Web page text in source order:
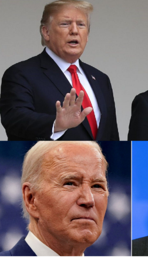
دولية أخرى رحلاتها من وإلى
وإيران، على خلفية تصاعد التوتر
المكتب السياسي لحماس في
بارز في الحزب بغارة إسرائيلية
الاثنين الماضي، أنها ستوقف
وبيروت وطهران وأربيل في
بناء على “تحليل أمني حالي”.
مجالها الجوي لمدة سبع
بالطائرات المسيرة والصواريخ
ردا على غارة إسرائيلية على
سفارة طهران في دمشق قتل فيها 16 شخصًا منهم مسؤول
في إسرائيل بعد أن أعلنت